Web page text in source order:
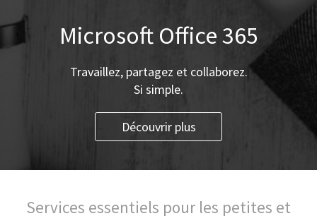
Microsoft Office 365
Travaillez, partagez et collaborez.
Si simple.
Découvrir plus
Services essentiels pour les petites et